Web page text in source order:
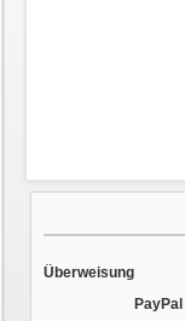
Überweisung
PayPal